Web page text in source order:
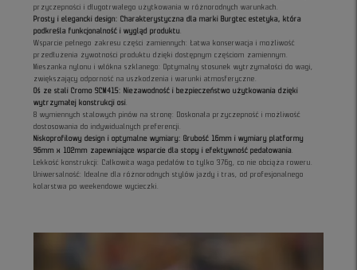
przyczepności i długotrwałego użytkowania w różnorodnych warunkach.
Prosty i elegancki design: Charakterystyczna dla marki Burgtec estetyka, która
podkreśla funkcjonalność i wygląd produktu
Wsparcie pełnego zakresu części zamiennych: Łatwa konserwacja i możliwość
przedłużenia żywotności produktu dzięki dostępnym częściom zamiennym.
Mieszanka nylonu i włókna szklanego: Optymalny stosunek wytrzymałości do wagi,
zwiększający odporność na uszkodzenia i warunki atmosferyczne.
Oś ze stali Cromo SCM415: Niezawodność i bezpieczeństwo użytkowania dzięki
wytrzymałej konstrukcji osi
8 wymiennych stalowych pinów na stronę: Doskonała przyczepność i możliwość
dostosowania do indywidualnych preferencji.
Niskoprofilowy design i optymalne wymiary: Grubość 16mm i wymiary platformy
96mm x 102mm zapewniające wsparcie dla stopy i efektywność pedałowania
Lekkość konstrukcji: Całkowita waga pedałów to tylko 376g, co nie obciąża roweru.
Uniwersalność: Idealne dla różnorodnych stylów jazdy i tras, od profesjonalnego
kolarstwa po weekendowe wycieczki.